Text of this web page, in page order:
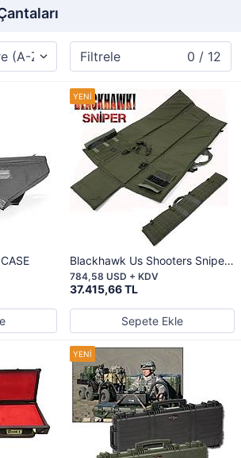
Filtrele 0 / 12
Blackhawk Us Shooters Sniper
Mat
37.415,66 TL
784,58 USD + KDV
Sepete Ekle